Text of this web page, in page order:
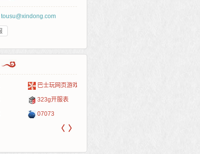
tousu@xindong.com
巴士玩网页游戏
323g开服表
07073
〈 〉